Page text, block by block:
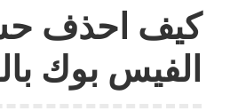
كيف احذف
الفيس بوك